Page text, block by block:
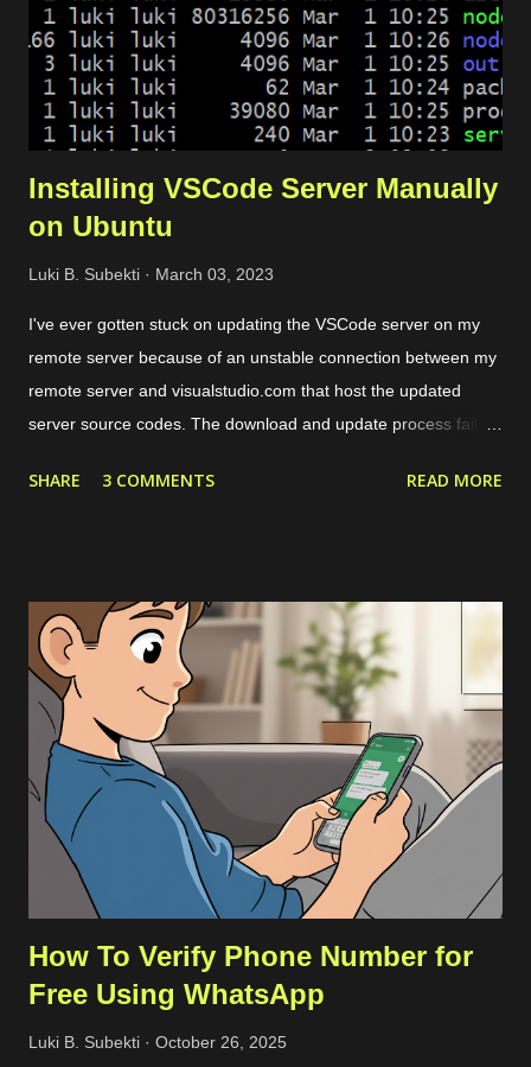
frontend configuration. Dynamic certificate. It is requ...
Installing VSCode Server Manually
on Ubuntu
Luki B. Subekti March 03, 2023
I've ever gotten stuck on updating the VSCode server on my
remote server because of an unstable connection between my
remote server and visualstudio.com that host the updated
server source codes. The download and update process failed
through VSCode. The solution is by downloading the server
my remote server through SCP. Once the file had been on my
remote sever, I extracted them and align the configuration. The
more detailed steps are as follows. First, we should get the
commit ID of our current VSCode application by clicking on the
About option on the Help menu. The commit ID is a
hexadecimal number like
92da9481c0904c6adfe372c12da3b7748d74bdcb . Then we
can download the compressed server source codes as a single
file from the host. ...
SHARE 3 COMMENTS READ MORE
How To Verify Phone Number for
Free Using WhatsApp
Luki B. Subekti October 26, 2025